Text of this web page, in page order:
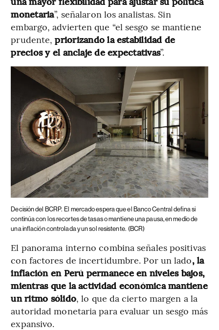
monetaria”, señalaron los analistas. Sin
embargo, advierten que “el sesgo se mantiene
prudente,priorizando la estabilidad de
precios y el anclaje de expectativas”.
Decisión del BCRP. El mercado espera que el Banco Central defina si
continúa con los recortes de tasas o mantiene una pausa, en medio de
una inflación controlada y un sol resistente. (BCR)
El panorama interno combina señales positivas
con factores de incertidumbre. Por un lado, la
inflación en Perú permanece en niveles bajos,
mientras que la actividad económica mantiene
un ritmo sólido, lo que da cierto margen a la
autoridad monetaria para evaluar un sesgo más
expansivo.